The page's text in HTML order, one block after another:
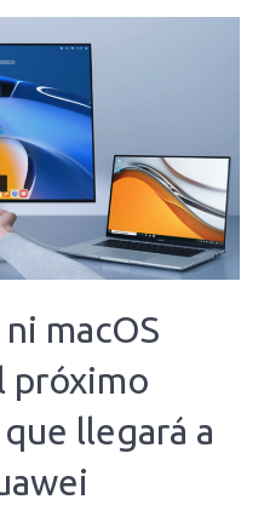
macOS
próximo
llegará a